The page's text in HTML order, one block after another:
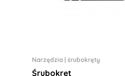
Narzędzia śrubokręty
Śrubokręt